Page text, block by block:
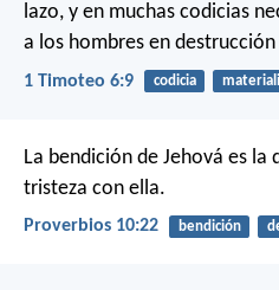
lazo, y en muchas codicias
a los hombres en
1 Timoteo 6:9 codicia
La bendición de Jehová es la
tristeza con ella.
Proverbios 10:22 bendición